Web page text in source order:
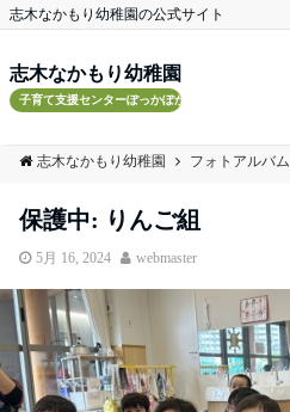
志木なかもり幼稚園の公式サイト
志木なかもり幼稚園
子育て支援センターぽっかぽかルーム
志木なかもり幼稚園 フォトアルバム
保護中: りんご組
5月 16, 2024 webmaster